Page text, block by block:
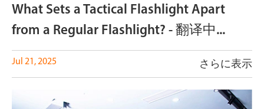
What Sets a Tactical Flashlight Apart
from a Regular Flashlight? - 翻译中...
Jul 21, 2025 さらに表示